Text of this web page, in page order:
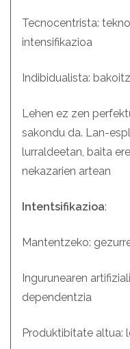
Tecnocentrista:
intensifikazioa
Indibidualista:
Lehen ez zen
sakondu da. Lan-
lurraldeetan, baita
nekazarien artean
Intentsifikazioa:
Mantentzeko:
Ingurunearen
dependentzia
Produktibitate altua: